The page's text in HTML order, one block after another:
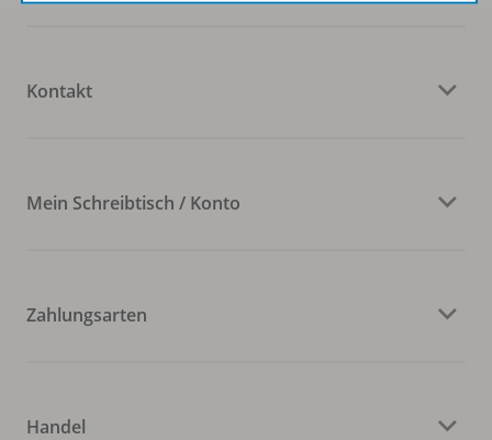
Kontakt
Mein Schreibtisch / Konto
Zahlungsarten
Handel